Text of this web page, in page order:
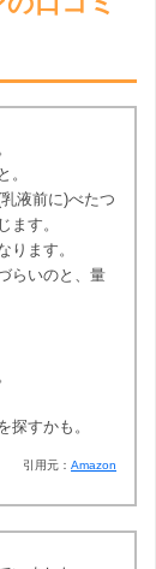
。
液前に)べたつ
ます。
ります。
らいのと、量
探すかも。
引用元： Amazon